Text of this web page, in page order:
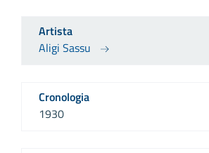
Artista
Aligi Sassu
Cronologia
1930